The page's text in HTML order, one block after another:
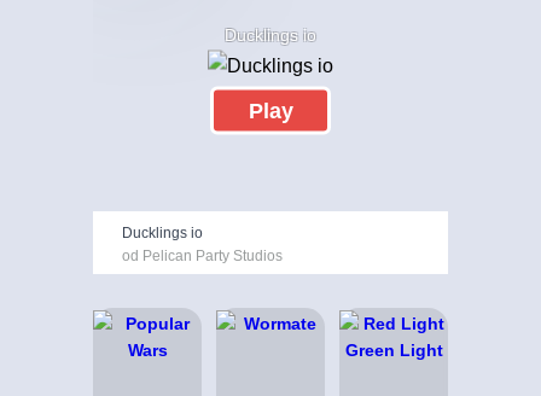
Ducklings io
Play
Ducklings io
od Pelican Party Studios